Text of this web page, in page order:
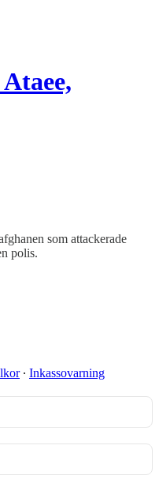
som attackerade
polis.
∙ Inkassovarning